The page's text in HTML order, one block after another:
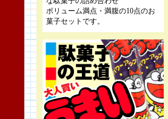
ボリューム満点・満腹の10点のお
菓子セットです。